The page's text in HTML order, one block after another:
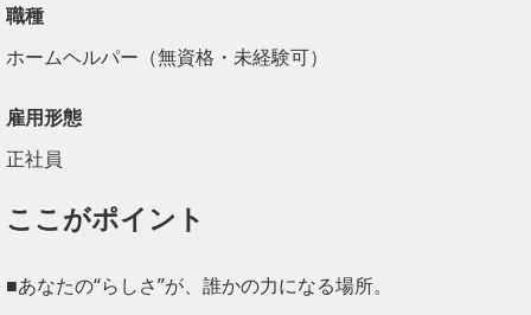
職種
ホームヘルパー（無資格・未経験可）
雇用形態
正社員
ここがポイント
■あなたの“らしさ”が、誰かの力になる場所。